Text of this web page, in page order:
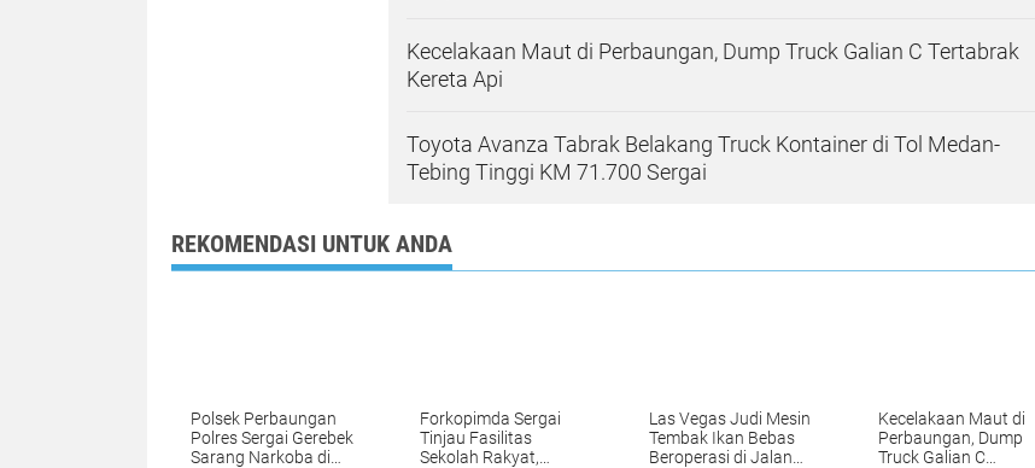
Kecelakaan Maut di Perbaungan, Dump Truck Galian C Tertabrak
Kereta Api
Toyota Avanza Tabrak Belakang Truck Kontainer di Tol Medan-
Tebing Tinggi KM 71.700 Sergai
REKOMENDASI UNTUK ANDA
Polsek Perbaungan
Polres Sergai Gerebek
Sarang Narkoba di
Forkopimda Sergai
Tinjau Fasilitas
Sekolah Rakyat,
Las Vegas Judi Mesin
Tembak Ikan Bebas
Beroperasi di Jalan
Kecelakaan Maut di
Perbaungan, Dump
Truck Galian C